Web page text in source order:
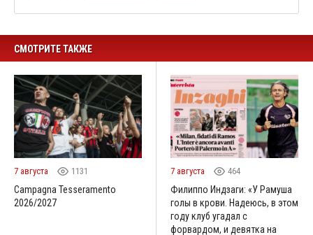
СМОТРИТЕ ТАКЖЕ
7 августа 1131
Campagna Tesseramento
2026/2027
7 августа 464
Филиппо Индзаги: «У Рамуша
голы в крови. Надеюсь, в этом
году клуб угадал с
форвардом, и девятка на